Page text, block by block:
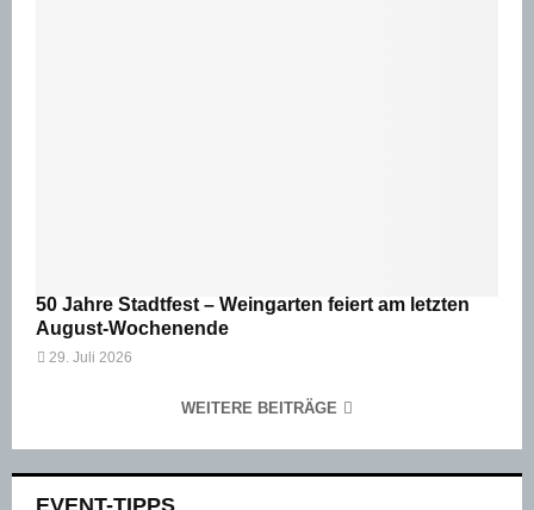
50 Jahre Stadtfest – Weingarten feiert am letzten
August-Wochenende
29. Juli 2026
WEITERE BEITRÄGE